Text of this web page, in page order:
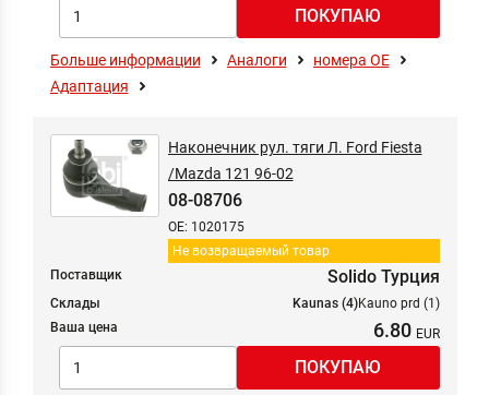
Больше информации Аналоги
номера ОЕ
Адаптация
Не возвращаемый товар
Наконечник рул. тяги Л. Ford Fiesta
/Mazda 121 96-02
08-08706
OE: 1020175
Поставщик Solido Турция
Склады Kaunas (4)Kauno prd (1)
Ваша цена
6.80